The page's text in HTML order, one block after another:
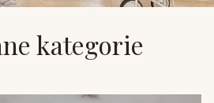
kategorie